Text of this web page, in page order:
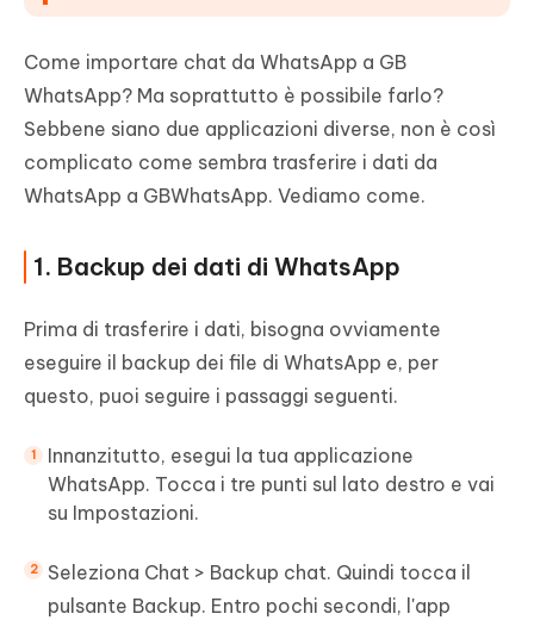
Come importare chat da WhatsApp a GB
WhatsApp? Ma soprattutto è possibile farlo?
Sebbene siano due applicazioni diverse, non è così
complicato come sembra trasferire i dati da
WhatsApp a GBWhatsApp. Vediamo come.
1. Backup dei dati di WhatsApp
Prima di trasferire i dati, bisogna ovviamente
eseguire il backup dei file di WhatsApp e, per
questo, puoi seguire i passaggi seguenti.
Innanzitutto, esegui la tua applicazione
WhatsApp. Tocca i tre punti sul lato destro e vai
su Impostazioni.
Seleziona Chat > Backup chat. Quindi tocca il
pulsante Backup. Entro pochi secondi, l'app